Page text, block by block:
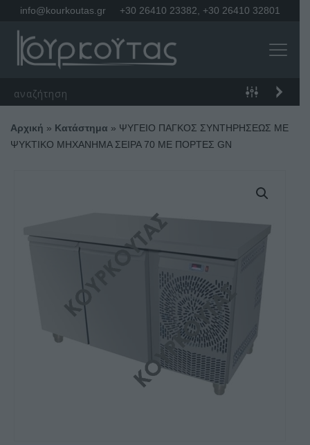
info@kourkoutas.gr +30 26410 23382 +30 26410 32801
Αρχική » Κατάστημα » ΨΥΓΕΙΟ ΠΑΓΚΟΣ ΣΥΝΤΗΡΗΣΕΩΣ ΜΕ
ΨΥΚΤΙΚΟ ΜΗΧΑΝΗΜΑ ΣΕΙΡΑ 70 ΜΕ ΠΟΡΤΕΣ GN